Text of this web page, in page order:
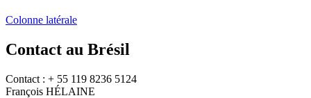
Colonne latérale
Contact au Brésil
Contact : + 55 119 8236 5124
François HÉLAINE